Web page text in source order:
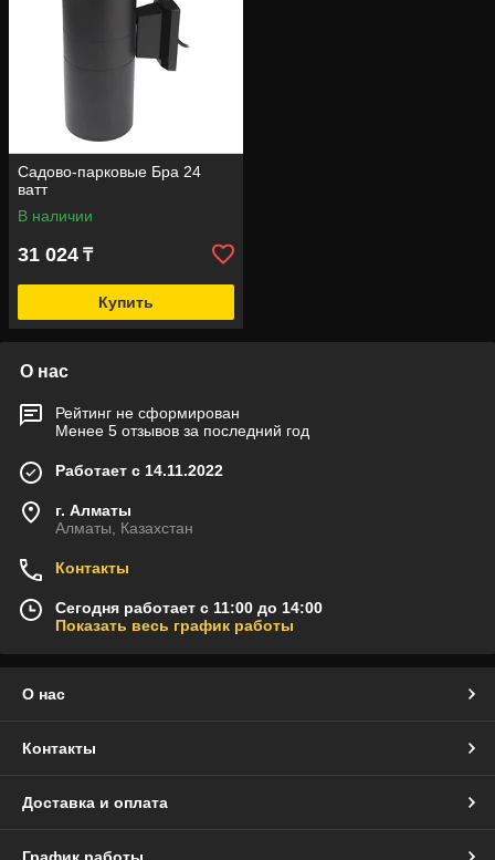
Садово-парковые Бра 24
ватт
В наличии
31 024 ₸
Купить
О нас
Рейтинг не сформирован
Менее 5 отзывов за последний год
Работает с 14.11.2022
г. Алматы
Алматы, Казахстан
Контакты
Сегодня работает с 11:00 до 14:00
Показать весь график работы
О нас
Контакты
Доставка и оплата